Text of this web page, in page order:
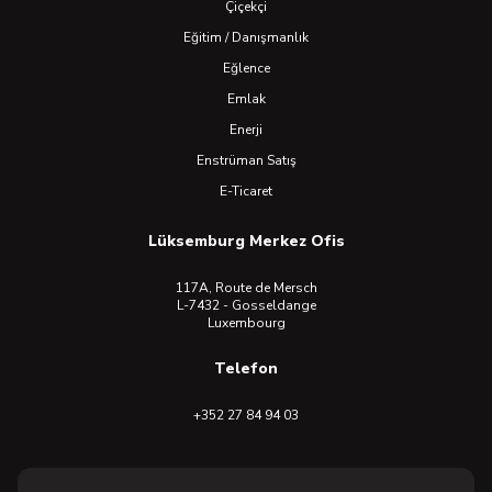
Çiçekçi
Eğitim / Danışmanlık
Eğlence
Emlak
Enerji
Enstrüman Satış
E-Ticaret
Lüksemburg Merkez Ofis
117A, Route de Mersch
L-7432 - Gosseldange
Luxembourg
Telefon
+352 27 84 94 03